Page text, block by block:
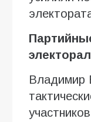
Владимир